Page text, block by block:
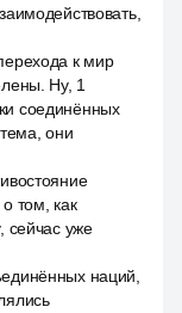
к мир
Ну, 1
соединённых
они
том, как
сейчас уже
наций,